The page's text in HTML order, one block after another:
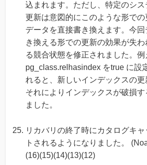
込まれます。ただし、特定のシ
更新は意図的にこのような形での
データを直接書き換えます。今
き換える形での更新の効果が失
る競合状態を修正されました。例
pg_class.relhasindex をtrue に設
れると、新しいインデックスの更
それによりインデックスが破損す
ました。
リカバリの終了時にカタログキ
トされるようになりました。
(16)(15)(14)(13)(12)